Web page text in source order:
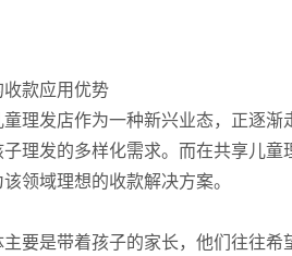
款应用优势
理发店作为一种新兴业态，正逐
理发的多样化需求。而在共享儿童
领域理想的收款解决方案。
要是带着孩子的家长，他们往往